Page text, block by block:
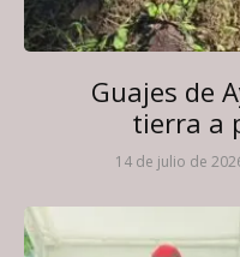
Guajes de
tierra a
14 de julio de